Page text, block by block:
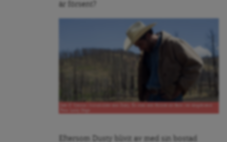
är försent?
Eftersom Dusty blivit av med sin bostad